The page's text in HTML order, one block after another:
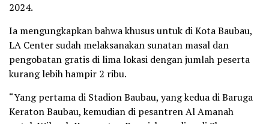
2024.
Ia mengungkapkan bahwa khusus untuk di Kota Baubau,
LA Center sudah melaksanakan sunatan masal dan
pengobatan gratis di lima lokasi dengan jumlah peserta
kurang lebih hampir 2 ribu.
“Yang pertama di Stadion Baubau, yang kedua di Baruga
Keraton Baubau, kemudian di pesantren Al Amanah